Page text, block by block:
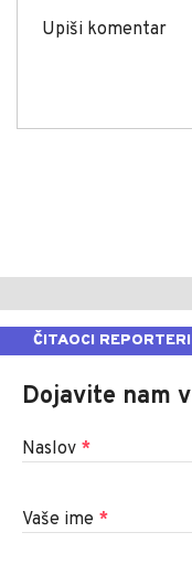
ČITAOCI REPORTERI
Dojavite nam
Naslov *
Vaše ime *